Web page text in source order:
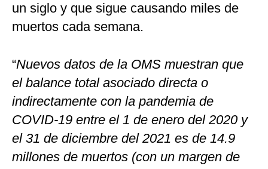
un siglo y que sigue causando miles de
muertos cada semana.
“Nuevos datos de la OMS muestran que
el balance total asociado directa o
indirectamente con la pandemia de
COVID-19 entre el 1 de enero del 2020 y
el 31 de diciembre del 2021 es de 14.9
millones de muertos (con un margen de